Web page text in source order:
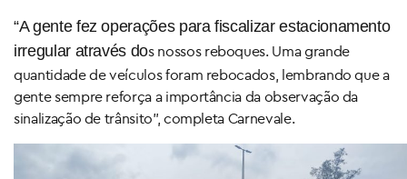
“A gente fez operações para fiscalizar estacionamento
irregular através dos nossos reboques. Uma grande
quantidade de veículos foram rebocados, lembrando que a
gente sempre reforça a importância da observação da
sinalização de trânsito”, completa Carnevale.